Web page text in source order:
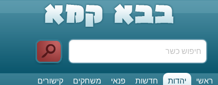
ראשי יהדות חדשות פנאי משחקים
קישורים